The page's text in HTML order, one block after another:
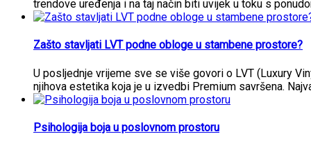
trendove uređenja i na taj način biti uvijek u toku s
Zašto stavljati LVT podne obloge u stambene prostore?
U posljednje vrijeme sve se više govori o LVT (Luxury
njihova estetika koja je u izvedbi Premium savršena.
Psihologija boja u poslovnom prostoru